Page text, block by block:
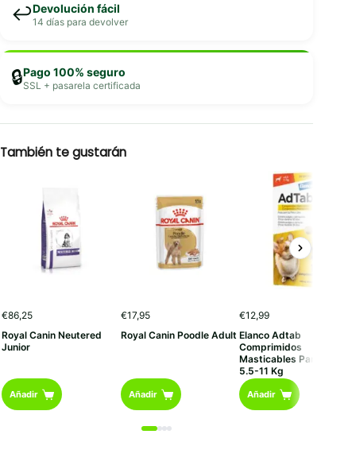
↩️Devolución fácil
14 días para devolver
🔒Pago 100% seguro
SSL + pasarela certificada
También te gustarán
€86,25
Royal Canin Neutered
Junior
Añadir
€17,95
Royal Canin Poodle Adult
Añadir
€12,99
Elanco Adtab
Comprimidos
Masticables Para Perros
5.5-11 Kg
Añadir